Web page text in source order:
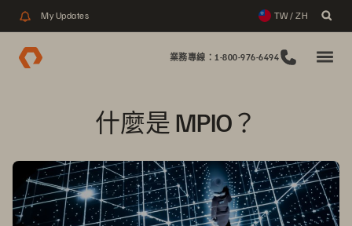
My Updates TW / ZH
業務專線：1-800-976-6494
什麼是 MPIO？